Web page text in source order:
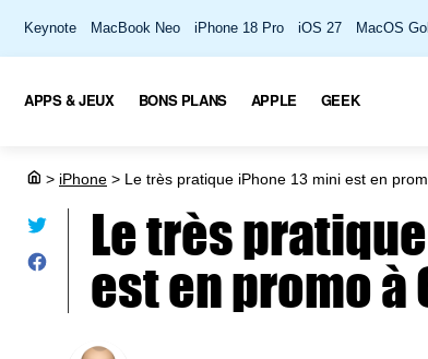
Keynote MacBook Neo iPhone 18 Pro iOS 27 MacOS
APPS & JEUX BONS PLANS APPLE GEEK
> iPhone > Le très pratique iPhone 13 mini est en
Le très
est en promo à